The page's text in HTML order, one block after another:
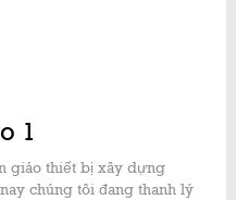
1
giáo thiết bị xây dựng
chúng tôi đang thanh lý